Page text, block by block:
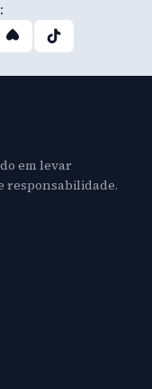
em levar
responsabilidade.